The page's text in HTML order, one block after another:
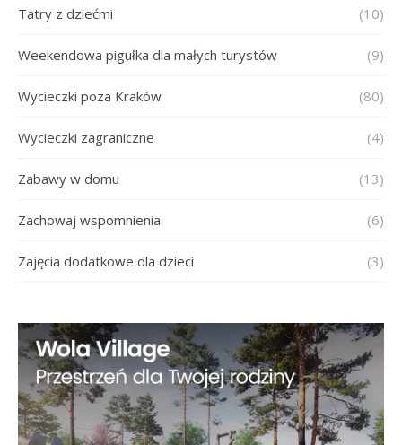
Tatry z dziećmi (10)
Weekendowa pigułka dla małych turystów (9)
Wycieczki poza Kraków (80)
Wycieczki zagraniczne (4)
Zabawy w domu (13)
Zachowaj wspomnienia (6)
Zajęcia dodatkowe dla dzieci (3)